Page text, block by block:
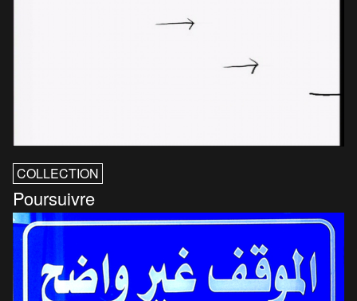
COLLECTION
Poursuivre